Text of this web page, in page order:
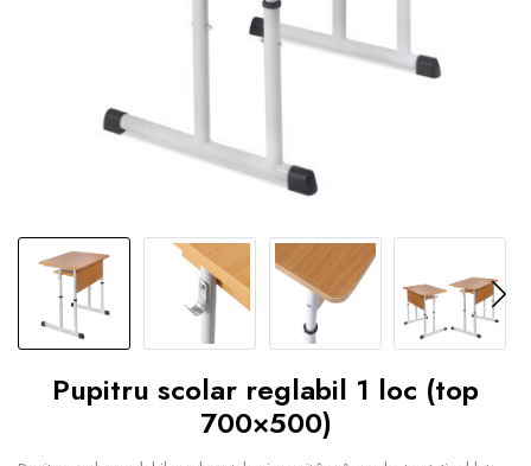
Pupitru scolar reglabil 1 loc (top
700×500)